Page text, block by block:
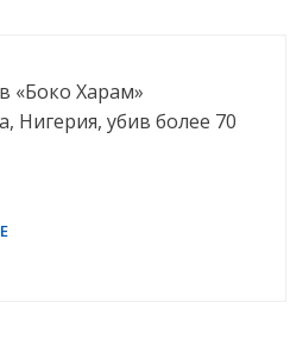
«Боко Харам»
убив более 70